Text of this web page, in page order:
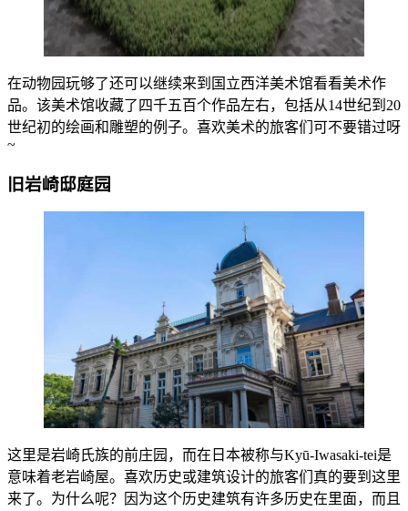
在动物园玩够了还可以继续来到国立西洋美术馆看看美术作
品。该美术馆收藏了四千五百个作品左右，包括从14世纪到20
世纪初的绘画和雕塑的例子。喜欢美术的旅客们可不要错过呀
~
旧岩崎邸庭园
这里是岩崎氏族的前庄园，而在日本被称与Kyū-Iwasaki-tei是
意味着老岩崎屋。喜欢历史或建筑设计的旅客们真的要到这里
来了。为什么呢？因为这个历史建筑有许多历史在里面，而且